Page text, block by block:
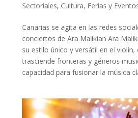
Sectoriales, Cultura, Ferias y
Canarias se agita en las redes
conciertos de Ara Malikian Ara
su estilo único y versátil en el violín,
trasciende fronteras y géneros
capacidad para fusionar la música